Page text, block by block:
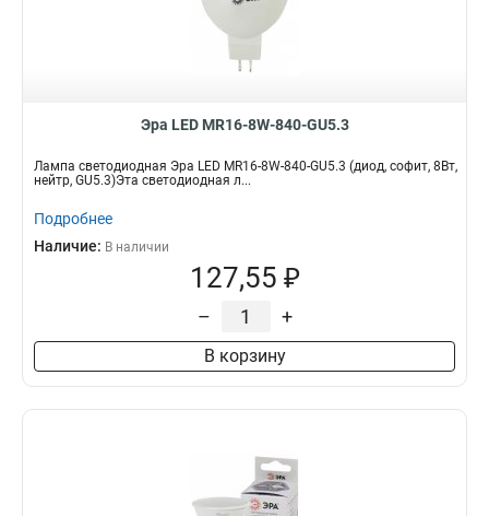
Эра LED MR16-8W-840-GU5.3
Лампа светодиодная Эра LED MR16-8W-840-GU5.3 (диод, софит, 8Вт,
нейтр, GU5.3)Эта светодиодная л...
Подробнее
Наличие: В наличии
127,55 ₽
– +
В корзину